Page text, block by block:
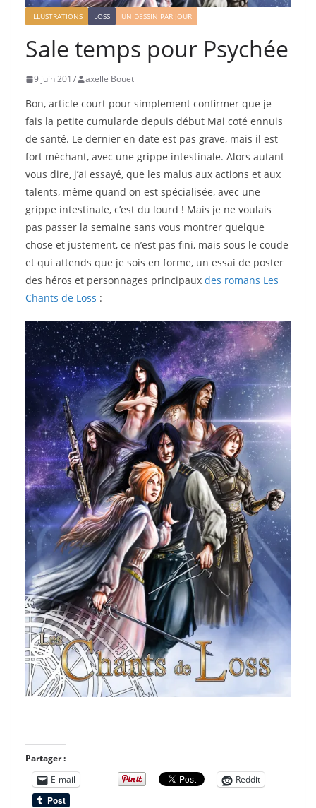
ILLUSTRATIONS LOSS UN DESSIN PAR JOUR
Sale temps pour Psychée
9 juin 2017 axelle Bouet
Bon, article court pour simplement confirmer que je
fais la petite cumularde depuis début Mai coté ennuis
de santé. Le dernier en date est pas grave, mais il est
fort méchant, avec une grippe intestinale. Alors autant
vous dire, j’ai essayé, que les malus aux actions et aux
talents, même quand on est spécialisée, avec une
grippe intestinale, c’est du lourd ! Mais je ne voulais
pas passer la semaine sans vous montrer quelque
chose et justement, ce n’est pas fini, mais sous le coude
et qui attends que je sois en forme, un essai de poster
des héros et personnages principaux des romans Les
Chants de Loss :
Partager :
E-mail
Reddit